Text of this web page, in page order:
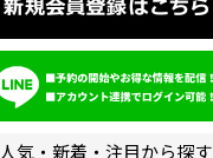
人気・新着・注目から探す